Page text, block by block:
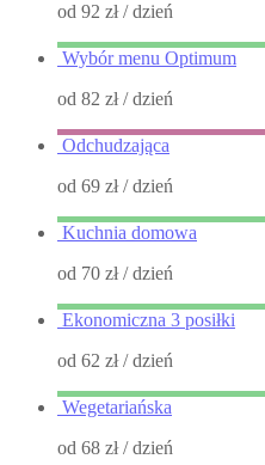
od 92 zł/ dzień
Wybór menu Optimum
od 82 zł/ dzień
Odchudzająca
od 69 zł/ dzień
Kuchnia domowa
od 70 zł/ dzień
Ekonomiczna 3 posiłki
od 62 zł/ dzień
Wegetariańska
od 68 zł/ dzień